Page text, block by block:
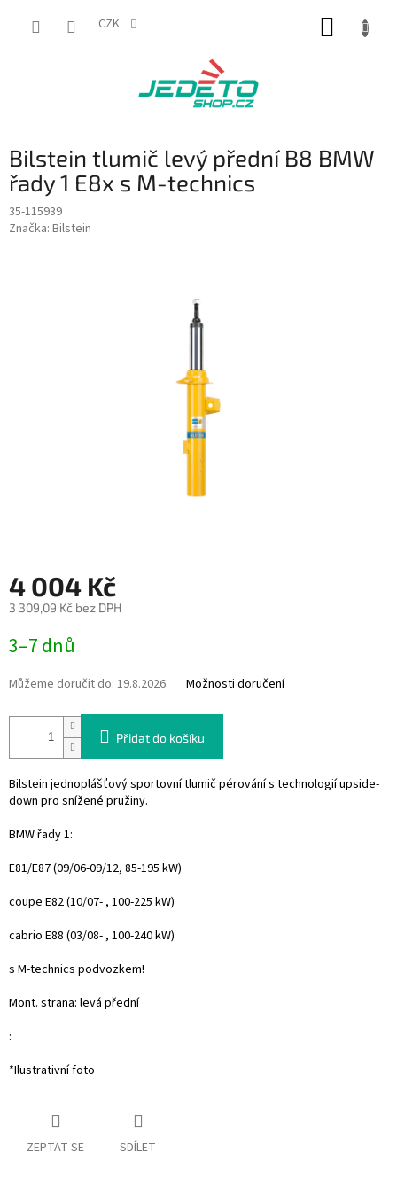
CZK
Bilstein tlumič levý přední B8 BMW
řady 1 E8x s M-technics
35-115939
Značka: Bilstein
4 004 Kč
3 309,09 Kč bez DPH
cena:
3–7 dnů
Můžeme doručit do: 19.8.2026 Možnosti doručení
Přidat do košíku
Bilstein jednoplášťový sportovní tlumič pérování s technologií upside-
down pro snížené pružiny.
BMW řady 1:
E81/E87(09/06-09/12, 85-195 kW)
coupe E82(10/07- , 100-225 kW)
cabrio E88 (03/08- , 100-240 kW)
s M-technics podvozkem!
Mont. strana: levá přední
:
*Ilustrativní foto
ZEPTAT SE SDÍLET